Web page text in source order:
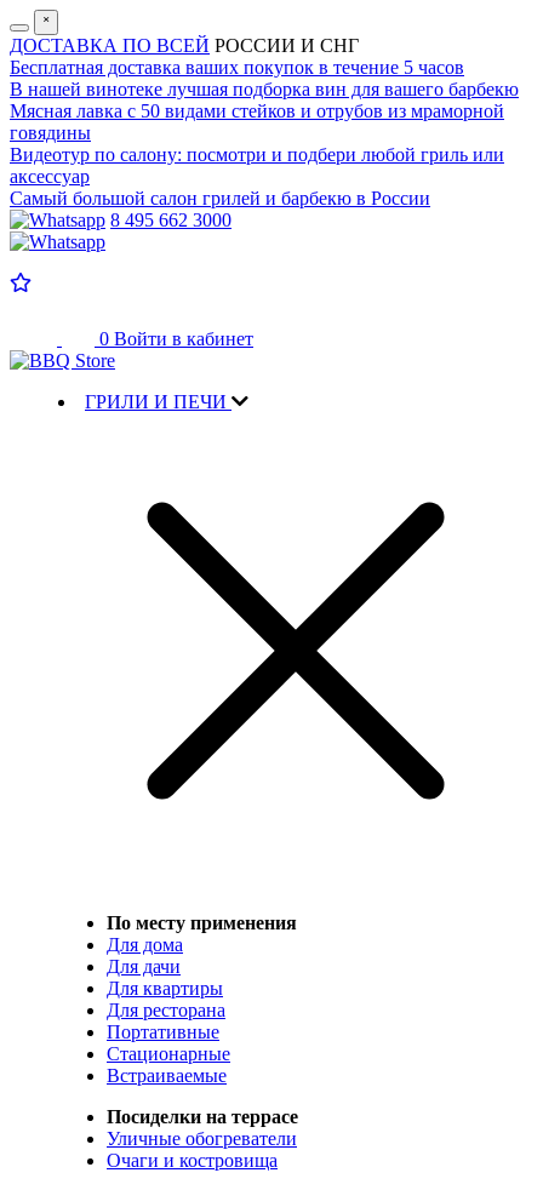
˟
ДОСТАВКА ПО ВСЕЙ РОССИИ И СНГ
Бесплатная доставка ваших покупок в течение 5 часов
В нашей винотеке лучшая подборка вин для вашего барбекю
Мясная лавка с 50 видами стейков и отрубов из мраморной
говядины
Видеотур по салону: посмотри и подбери любой гриль или
аксессуар
Самый большой салон грилей и барбекю в России
8 495 662 3000
0 Войти в кабинет
ГРИЛИ И ПЕЧИ
По месту применения
Для дома
Для дачи
Для квартиры
Для ресторана
Портативные
Стационарные
Встраиваемые
Посиделки на террасе
Уличные обогреватели
Очаги и костровища